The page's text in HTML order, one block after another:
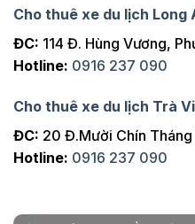
Cho thuê xe du lịch Long
ĐC: 114 Đ. Hùng Vương,
Hotline: 0916 237 090
Cho thuê xe du lịch Trà
ĐC: 20 Đ.Mười Chín
Hotline: 0916 237 090